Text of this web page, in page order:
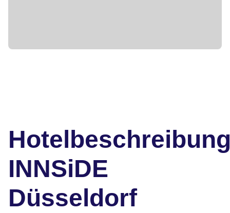
INNSiDE
Düsseldorf